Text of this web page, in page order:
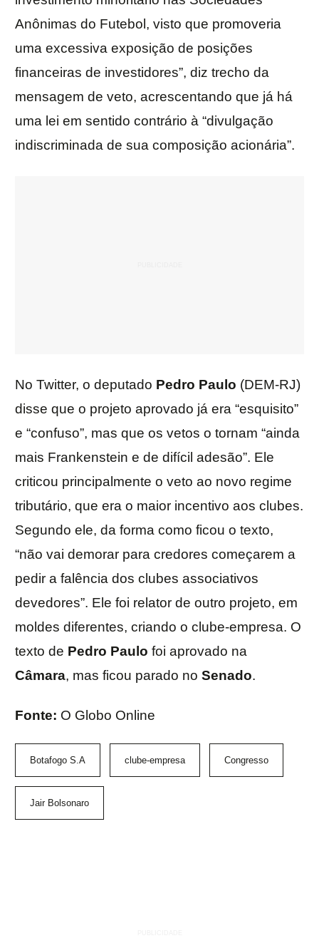
Anônimas do Futebol, visto que promoveria
uma excessiva exposição de posições
financeiras de investidores”, diz trecho da
mensagem de veto, acrescentando que já há
uma lei em sentido contrário à “divulgação
indiscriminada de sua composição acionária”.
No Twitter, o deputado Pedro Paulo (DEM-RJ)
disse que o projeto aprovado já era “esquisito”
e “confuso”, mas que os vetos o tornam “ainda
mais Frankenstein e de difícil adesão”. Ele
criticou principalmente o veto ao novo regime
tributário, que era o maior incentivo aos clubes.
Segundo ele, da forma como ficou o texto,
“não vai demorar para credores começarem a
pedir a falência dos clubes associativos
devedores”. Ele foi relator de outro projeto, em
moldes diferentes, criando o clube-empresa. O
texto de Pedro Paulo foi aprovado na
Câmara, mas ficou parado no Senado.
Fonte: O Globo Online
Botafogo S.A clube-empresa Congresso
Jair Bolsonaro